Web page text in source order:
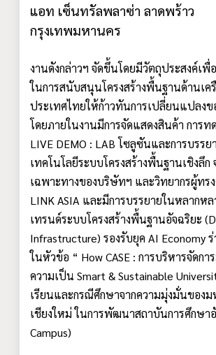
แอท เซ็นทรัลพลาซ่า ลาดพร้าว
กรุงเทพมหานคร
งานดังกล่าวฯ จัดขึ้นโดยมีวัตถุประสงค์เ
ในการสนับสนุนโครงสร้างพื้นฐานด้านเค
ประเทศไทยให้ก้าวทันการเปลี่ยนแปลงข
โดยภายในงานมีการจัดแสดงสินค้า การ
LIVE DEMO : LAB โซลูซันและการบรรย
เทคโนโลยีระบบโครงสร้างพื้นฐานเชิงลึก
เฉพาะทางของบริษัทฯ และวิทยากรผู้ทร
LINK ASIA และมีการบรรยายในหลากห
เทรนด์ระบบโครงสร้างพื้นฐานอัจฉริยะ
Infrastructure) รองรับยุค AI Economy
ในหัวข้อ “ How CASE : การบริหารจัดก
ความเป็น Smart & Sustainable
เรียนและกรณีศึกษาจากความมุ่งมั่นของ
เชียงใหม่ ในการพัฒนาสถาบันการศึกษา
Campus)